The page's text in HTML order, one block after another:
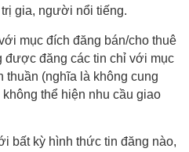
gia, người nổi tiếng.
mục đích đăng bán/cho thuê
được đăng các tin chỉ với mục
thuần (nghĩa là không cung
thể hiện nhu cầu giao
bất kỳ hình thức tin đăng nào,